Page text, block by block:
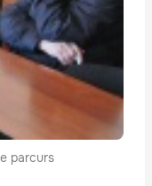
parcurs